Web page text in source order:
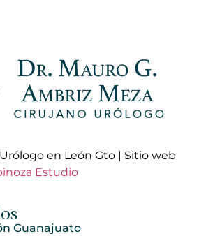
en León Gto | Sitio web
Estudio
Guanajuato